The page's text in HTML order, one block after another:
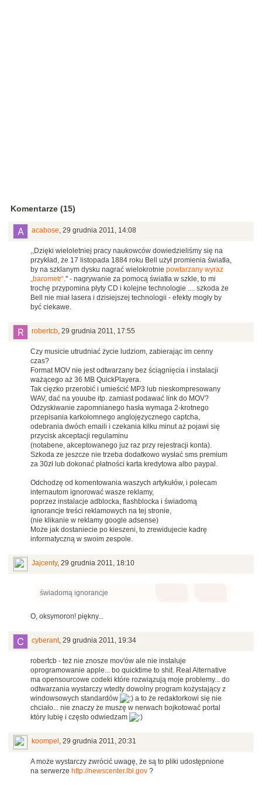
Komentarze (15)
acabose, 29 grudnia 2011, 14:08
,,Dzięki wieloletniej pracy naukowców dowiedzieliśmy się na
przykład, że 17 listopada 1884 roku Bell użył promienia światła,
by na szklanym dysku nagrać wielokrotnie powtarzany wyraz
„barometr“.'' - nagrywanie za pomocą światła w szkle, to mi
trochę przypomina płyty CD i kolejne technologie .... szkoda że
Bell nie miał lasera i dzisiejszej technologii - efekty mogły by
być ciekawe.
robertcb, 29 grudnia 2011, 17:55
Czy musicie utrudniać życie ludziom, zabierając im cenny
czas?
Format MOV nie jest odtwarzany bez ściągnięcia i instalacji
ważącego aż 36 MB QuickPlayera.
Tak cięzko przerobić i umieścić MP3 lub nieskompresowany
WAV, dać na youube itp. zamiast podawać link do MOV?
Odzyskiwanie zapomnianego hasła wymaga 2-krotnego
przepisania karkołomnego anglojęzycznego captcha,
odebrania dwóch emaili i czekania kilku minut aż pojawi się
przycisk akceptacji regulaminu
(notabene, akceptowanego juz raz przy rejestracji konta).
Szkoda ze jeszcze nie trzeba dodatkowo wysłać sms premium
za 30zł lub dokonać płatności karta kredytowa albo paypal.
Odchodzę od komentowania waszych artykułów, i polecam
internautom ignorować wasze reklamy,
poprzez instalacje adblocka, flashblocka i świadomą
ignorancje treści reklamowych na tej stronie,
(nie klikanie w reklamy google adsense)
Może jak dostaniecie po kieszeni, to zrewidujecie kadrę
informatyczną w swoim zespole.
Jajcenty, 29 grudnia 2011, 18:10
świadomą ignorancje
O, oksymoron! piękny...
cyberant, 29 grudnia 2011, 19:34
robertcb - też nie znosze mov'ów ale nie instaluje
oprogramowanie apple... bo quicktime to shit. Real Alternative
ma opensourcowe codeki które rozwiązują moje problemy... do
odtwarzania wystarczy wtedty dowolny program kożystający z
windowsowych standardów
a to że redaktorkowi się nie
chciało... nie znaczy że muszę w nerwach bojkotować portal
który lubię i często odwiedzam
koompel , 29 grudnia 2011, 20:31
A może wystarczy zwrócić uwagę, że są to pliki udostępnione
na serwerze http://newscenter.lbl.gov ?